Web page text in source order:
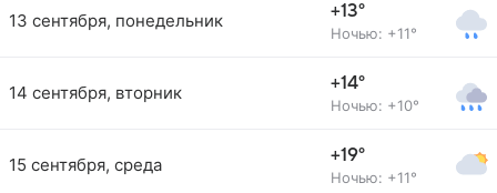
13 сентября, понедельник +13°
Ночью: +11°
14 сентября, вторник +14°
Ночью: +10°
15 сентября, среда +19°
Ночью: +11°